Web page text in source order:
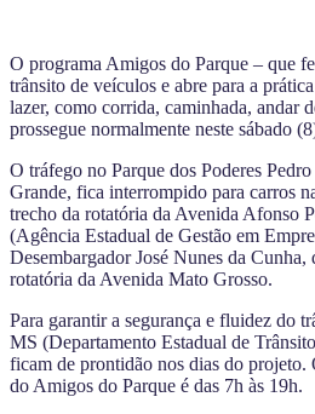
O programa Amigos do Parque – que
trânsito de veículos e abre para a
lazer, como corrida, caminhada, andar
prossegue normalmente neste sábado
O tráfego no Parque dos Poderes
Grande, fica interrompido para carros
trecho da rotatória da Avenida Afonso
(Agência Estadual de Gestão em
Desembargador José Nunes da Cunha,
rotatória da Avenida Mato Grosso.
Para garantir a segurança e fluidez do
MS (Departamento Estadual de
ficam de prontidão nos dias do
do Amigos do Parque é das 7h às 19h.